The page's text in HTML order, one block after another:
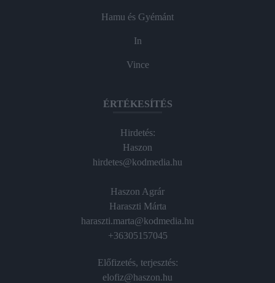
Hamu és Gyémánt
In
Vince
ÉRTÉKESÍTÉS
Hirdetés:
Haszon
hirdetes@kodmedia.hu
Haszon Agrár
Haraszti Márta
haraszti.marta@kodmedia.hu
+36305157045
Előfizetés, terjesztés:
elofiz@haszon.hu